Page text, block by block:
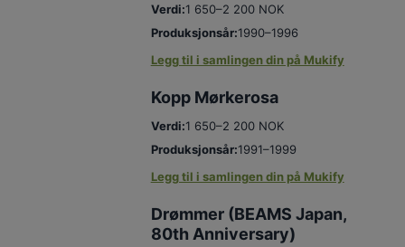
Verdi:1 650–2 200 NOK
Produksjonsår:1990–1996
Legg til i samlingen din på Mukify
Kopp Mørkerosa
Verdi:1 650–2 200 NOK
Produksjonsår:1991–1999
Legg til i samlingen din på Mukify
Drømmer (BEAMS Japan,
80th Anniversary)